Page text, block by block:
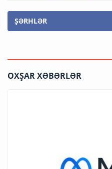
ŞƏRHLƏR
OXŞAR XƏBƏRLƏR